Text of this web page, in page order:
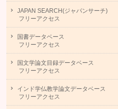
JAPAN SEARCH(ジャパンサーチ)
フリーアクセス
国書データベース
フリーアクセス
国文学論文目録データベース
フリーアクセス
インド学仏教学論文データベース
フリーアクセス